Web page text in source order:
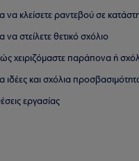
να κλείσετε ραντεβού σε
να στείλετε θετικό σχόλιο
χειριζόμαστε παράπονα ή
ιδέες και σχόλια
εργασίας